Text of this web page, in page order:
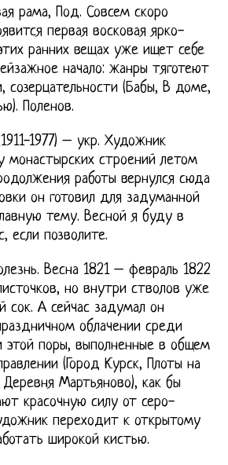
рама, Под. Совсем скоро
первая восковая ярко-
ранних вещах уже ищет себе
начало: жанры тяготеют
созерцательности (Бабы, В доме,
Поленов.
1977) – укр. Художник
монастырских строений летом
работы вернулся сюда
он готовил для задуманной
тему. Весной я буду в
если позволите.
Весна 1821 – февраль 1822
но внутри стволов уже
сок. А сейчас задумал он
облачении среди
этой поры, выполненные в общем
(Город Курск, Плоты на
Мартьяново), как бы
красочную силу от серо-
переходит к открытому
широкой кистью.